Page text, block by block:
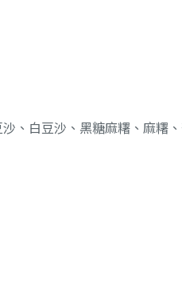
、白豆沙、黑糖麻糬、麻糬